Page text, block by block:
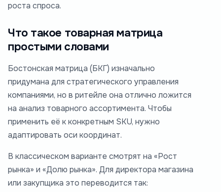
роста спроса.
Что такое товарная матрица
простыми словами
Бостонская матрица (БКГ) изначально
придумана для стратегического управления
компаниями, но в ритейле она отлично ложится
на анализ товарного ассортимента. Чтобы
применить её к конкретным SKU, нужно
адаптировать оси координат.
В классическом варианте смотрят на «Рост
рынка» и «Долю рынка». Для директора магазина
или закупщика это переводится так: